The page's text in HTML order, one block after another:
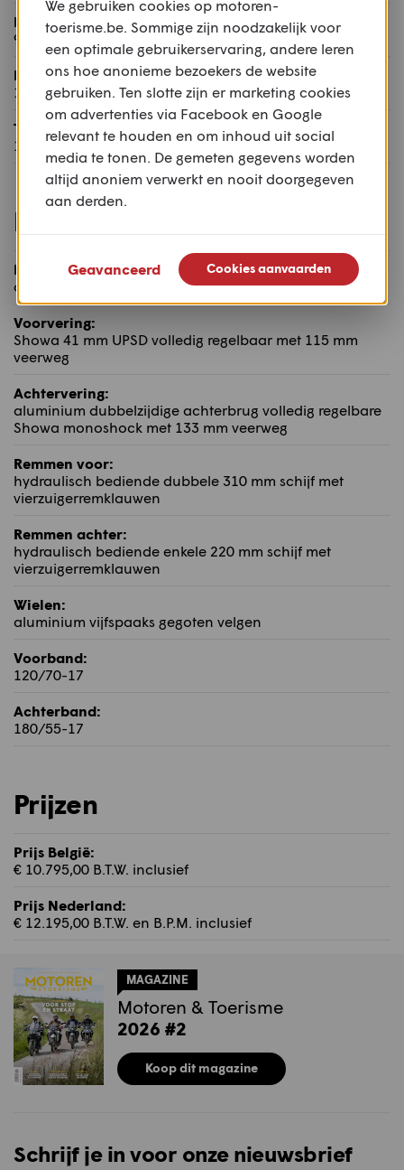
Naloop:
97,8 mm
Rijklaar gewicht:
189 kg
Tankinhoud:
15 l
Rijwielgedeelte
Frame:
aluminium twin spar
Voorvering:
Showa 41 mm UPSD volledig regelbaar met 115 mm
veerweg
Achtervering:
aluminium dubbelzijdige achterbrug volledig regelbare
Showa monoshock met 133 mm veerweg
Remmen voor:
hydraulisch bediende dubbele 310 mm schijf met
vierzuigerremklauwen
Remmen achter:
hydraulisch bediende enkele 220 mm schijf met
vierzuigerremklauwen
Wielen:
aluminium vijfspaaks gegoten velgen
Voorband:
120/70-17
Achterband:
180/55-17
Prijzen
Prijs België:
€ 10.795,00 B.T.W. inclusief
Prijs Nederland:
€ 12.195,00 B.T.W. en B.P.M. inclusief
MAGAZINE
Motoren & Toerisme
2026 #2
Koop dit magazine
Schrijf je in voor onze nieuwsbrief
We gebruiken cookies op motoren-
toerisme.be. Sommige zijn noodzakelijk voor
een optimale gebruikerservaring, andere leren
ons hoe anonieme bezoekers de website
gebruiken. Ten slotte zijn er marketing cookies
om advertenties via Facebook en Google
relevant te houden en om inhoud uit social
media te tonen. De gemeten gegevens worden
altijd anoniem verwerkt en nooit doorgegeven
aan derden.
Geavanceerd Cookies aanvaarden